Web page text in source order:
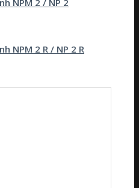
NPM 2 / NP 2
NPM 2 R / NP 2 R